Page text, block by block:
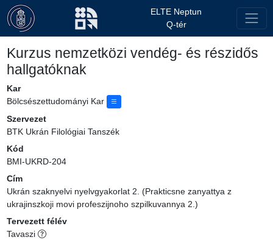
ELTE Neptun
Q-tér
Kurzus nemzetközi vendég- és részidős
hallgatóknak
Kar
Bölcsészettudományi Kar
Szervezet
BTK Ukrán Filológiai Tanszék
Kód
BMI-UKRD-204
Cím
Ukrán szaknyelvi nyelvgyakorlat 2. (Prakticsne zanyattya z
ukrajinszkoji movi profeszijnoho szpilkuvannya 2.)
Tervezett félév
Tavaszi